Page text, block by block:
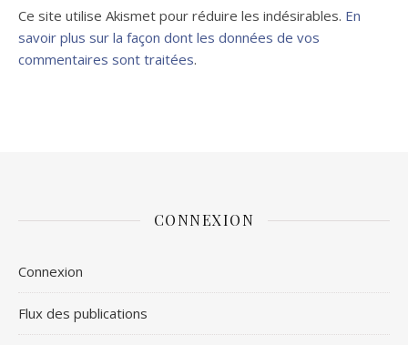
Ce site utilise Akismet pour réduire les indésirables. En
savoir plus sur la façon dont les données de vos
commentaires sont traitées.
CONNEXION
Connexion
Flux des publications